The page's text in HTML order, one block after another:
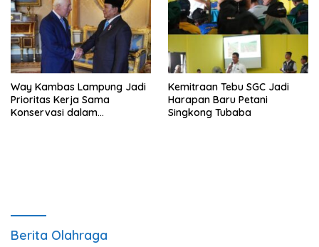
Way Kambas Lampung Jadi
Prioritas Kerja Sama
Konservasi dalam
Kemitraan Tebu SGC Jadi
Harapan Baru Petani
Singkong Tubaba
Berita Olahraga